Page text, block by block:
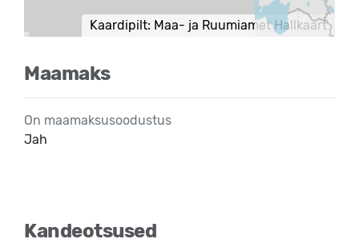
Kaardipilt: Maa- ja Ruumiamet Hallkaart
Maamaks
On maamaksusoodustus
Jah
Kandeotsused